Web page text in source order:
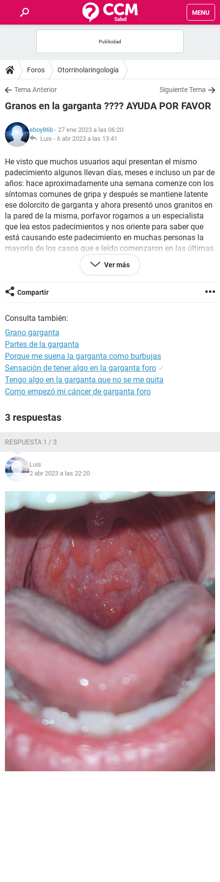
MENU
FOROS
SALUD
NUTRICIÓN
BIENESTAR
SEXUALIDAD
GLOSARIO
Foros Otorrinolaringología
Tema Anterior Siguiente Tema
Granos en la garganta ???? AYUDA POR FAVOR
eboy86b - 27 ene 2023 a las 06:20
Luis - 6 abr 2023 a las 13:41
He visto que muchos usuarios aquí presentan el mismo
padecimiento algunos llevan días, meses e incluso un par de
años: hace aproximadamente una semana comenze con los
síntomas comunes de gripa y después se mantiene latente
ese dolorcito de garganta y ahora presentó unos granitos en
la pared de la misma, porfavor rogamos a un especialista
que lea estos padecimientos y nos oriente para saber que
está causando este padecimiento en muchas personas la
mayoría de los casos que e leído comenzaron en las últimas
sospecho que sea alguna variante de COVID ya que
Ver más
Compartir
Consulta también:
Grano garganta
Partes de la garganta
Porque me suena la garganta como burbujas
Sensación de tener algo en la garganta foro ✓
Tengo algo en la garganta que no se me quita
Como empezó mi cáncer de garganta foro
3 respuestas
RESPUESTA 1 / 3
Luis
2 abr 2023 a las 22:20